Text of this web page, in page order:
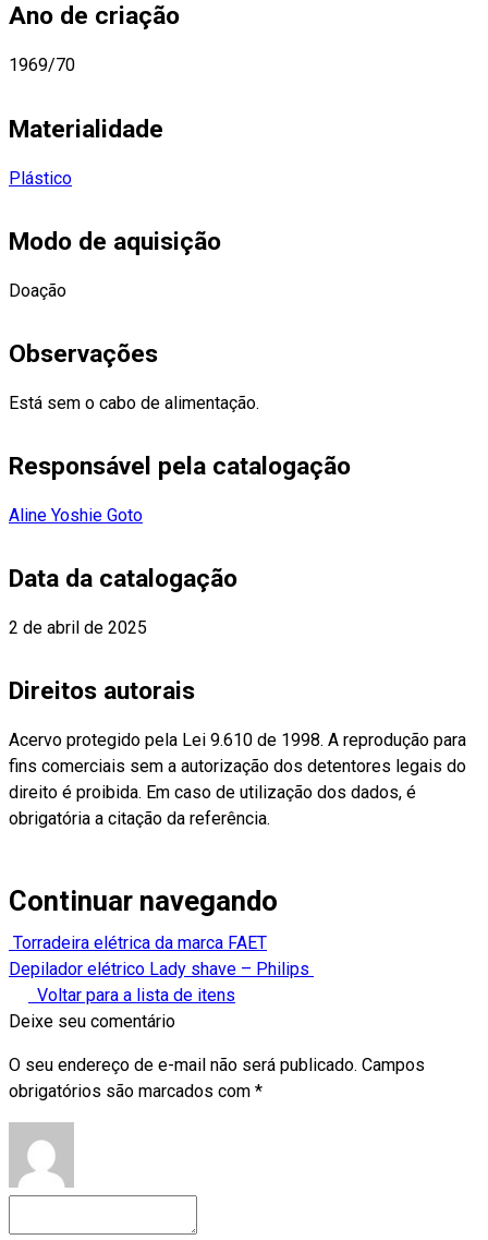
Ano de criação
1969/70
Materialidade
Plástico
Modo de aquisição
Doação
Observações
Está sem o cabo de alimentação.
Responsável pela catalogação
Aline Yoshie Goto
Data da catalogação
2 de abril de 2025
Direitos autorais
Acervo protegido pela Lei 9.610 de 1998. A reprodução para
fins comerciais sem a autorização dos detentores legais do
direito é proibida. Em caso de utilização dos dados, é
obrigatória a citação da referência.
Continuar navegando
Torradeira elétrica da marca FAET
Depilador elétrico Lady shave – Philips
Voltar para a lista de itens
Deixe seu comentário
O seu endereço de e-mail não será publicado. Campos
obrigatórios são marcados com *